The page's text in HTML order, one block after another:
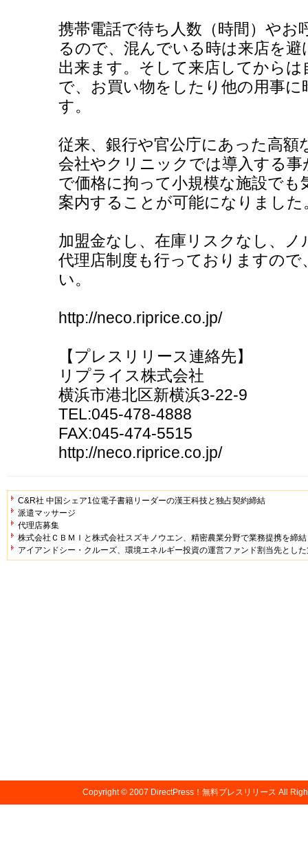
携帯電話で待ち人数（時間）やお
るので、混んでいる時は来店を
出来ます。そして来店してから
で、お買い物をしたり他の用事
す。
従来、銀行や官公庁にあった高
会社やクリニックでは導入する
で価格に拘って小規模な施設で
案内することが可能になりました
加盟金なし、在庫リスクなし、
代理店制度も行っておりますの
い。
http://neco.riprice.co.jp/
【プレスリリース連絡先】
リプライス株式会社
横浜市港北区新横浜3-22-9
TEL:045-478-4888
FAX:045-474-5515
http://neco.riprice.co.jp/
C&R社 中国シェア1位電子書籍リーダーの漢王科技と独占契約締結
派遣マッサージ
代理店募集
株式会社ＣＢＭＩと株式会社スズキノウエン、精密農業分野で業務提携を締結
アイアンドシー・クルーズ、環境エネルギー投資の運営ファンド割当先とし
Copyright © 2007 DirectPress！無料プレスリリース All